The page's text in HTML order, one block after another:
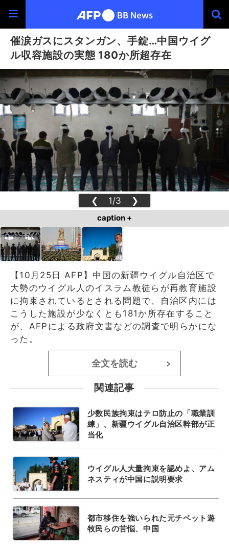
催涙ガスにスタンガン、手錠…中国ウイグ
ル収容施設の実態 180か所超存在
❮ 1/3 ❯
caption +
【10月25日 AFP】中国の新疆ウイグル自治区で
大勢のウイグル人のイスラム教徒らが再教育施設
に拘束されているとされる問題で、自治区内には
こうした施設が少なくとも181か所存在すること
が、AFPによる政府文書などの調査で明らかにな
った。
全文を読む >
関連記事
少数民族拘束はテロ防止の「職業訓
練」、新疆ウイグル自治区幹部が正
当化
ウイグル人大量拘束を認めよ、アム
ネスティが中国に説明要求
都市移住を強いられた元チベット遊
牧民らの苦悩、中国